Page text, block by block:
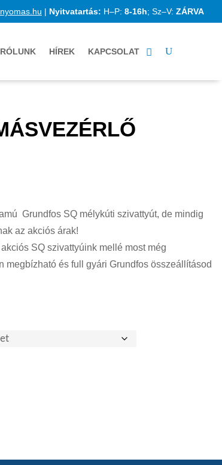
| Nyitvatartás: H–P: 8-16h; Sz–V: ZÁRVA
RÓLUNK HÍREK KAPCSOLAT
Grundfos SQ mélykúti szivattyút, de mindig
az akciós árak!
SQ szivattyúink mellé most még
megbízható és full gyári Grundfos összeállításod